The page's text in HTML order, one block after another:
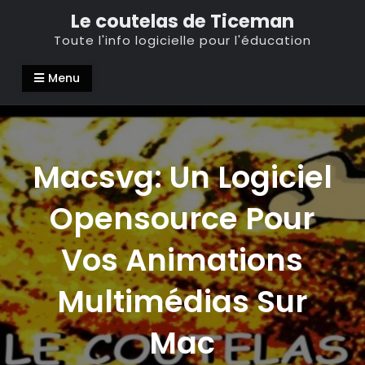
Le coutelas de Ticeman
Toute l'info logicielle pour l'éducation
Menu
Macsvg: Un Logiciel
Opensource Pour
Vos Animations
Multimédias Sur
Mac